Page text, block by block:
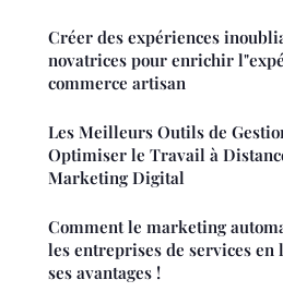
Créer des expériences
novatrices pour enrichir
commerce artisan
Les Meilleurs Outils de
Optimiser le Travail à
Marketing Digital
Comment le marketing
les entreprises de services en
ses avantages !